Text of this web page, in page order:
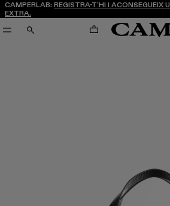
CAMPERLAB: REGISTRA-T’HI I ACONSEGUEIX
EXTRA.
CERCA CARRO